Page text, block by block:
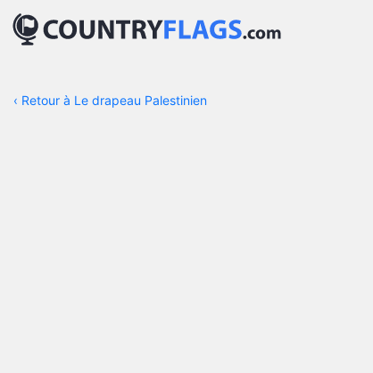
‹ Retour à Le drapeau Palestinien